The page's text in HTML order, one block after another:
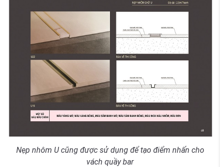
Nẹp nhôm U cũng được sử dụng để tạo điểm nhấn cho
vách quầy bar